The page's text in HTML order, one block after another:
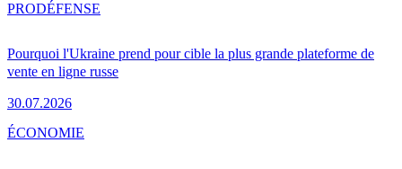
Pourquoi l'Ukraine prend pour cible la plus grande plateforme de
vente en ligne russe
30.07.2026
PRODÉFENSE
ÉCONOMIE